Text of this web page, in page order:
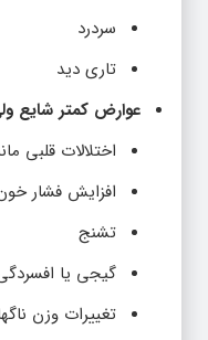
سردرد
تاری دید
عوارض کمتر شایع
اختلالات قلبی
افزایش فشار
تشنج
گیجی یا
تغییرات وزن